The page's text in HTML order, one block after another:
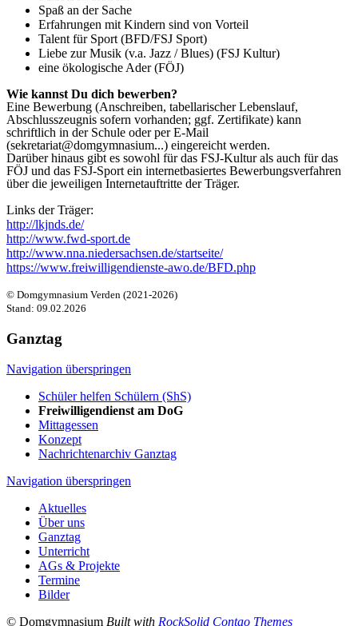
Spaß an der Sache
Erfahrungen mit Kindern sind von Vorteil
Talent für Sport (BFD/FSJ Sport)
Liebe zur Musik (v.a. Jazz / Blues) (FSJ Kultur)
eine ökologische Ader (FÖJ)
Wie kannst Du dich bewerben?
Eine Bewerbung (Anschreiben, tabellarischer Lebenslauf,
Abschlusszeugnis sofern vorhanden; ggf. Zertifikate) kann
schriftlich in der Schule oder per E-Mail
(sekretariat@domgymnasium...) eingereicht werden.
Darüber hinaus gibt es sowohl für das FSJ-Kultur als auch für das
FÖJ und das FSJ-Sport ein internetbasiertes Bewerbungsverfahren
über die jeweiligen Internetauftritte der Träger.
Links der Träger:
http://lkjnds.de/
http://www.fwd-sport.de
http://www.nna.niedersachsen.de/startseite/
https://www.freiwilligendienste-awo.de/BFD.php
© Domgymnasium Verden (2021-2026)
Stand: 09.02.2026
Ganztag
Navigation überspringen
Schüler helfen Schülern (ShS)
Freiwilligendienst am DoG
Mittagessen
Konzept
Nachrichtenarchiv Ganztag
Navigation überspringen
Aktuelles
Über uns
Ganztag
Unterricht
AGs & Projekte
Termine
Bilder
© Domgymnasium Built with RockSolid Contao Themes